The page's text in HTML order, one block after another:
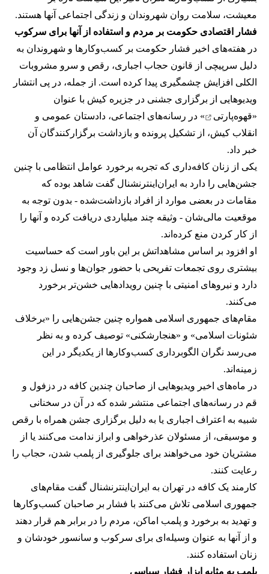
معیشت، سلامت روان شهروندان و زندگی اجتماعی آنها هستند.
فشار اقتصادی حکومت بر مردم و استفاده از آنها برای سرکوب
در هفته‌های اخیر فشار حکومت بر کسب‌وکارها و شهروندان به
دلیل سرپیچی از قانون حجاب اجباری، رقص و سرو مشروبات
الکلی افزایش چشمگیری پیدا کرده است. از جمله، در پی انتشار
ویدیوهایی از برگزاری جشنی در جزیره کیش با عنوان
«قهوه‌پارتی
» در رسانه‌های اجتماعی، دادستان عمومی و
انقلاب کیش، از تشکیل پرونده و بازداشت برگزارکنندگان آن
خبر داد.
یکی از زنان کافه‌داری که تجربه برخورد عوامل انتظامی با چنین
جشن‌هایی را دارد به ایران‌اینترنشنال گفت شاهد بوده که
مقامات در بعضی موارد از افراد بازداشت‌‌شده - بدون توجه به
موقعیت مالی‌شان - وثیقه چند میلیاردی دریافت کرده و آنها را
از کار کردن منع کرده‌اند.
او افزود بر اساس مشاهداتش بر این باور است که حساسیت
بیشتری روی تجمعات تفریحی با حضور جوان‌ها و نسل زد وجود
دارد و نیروهای امنیتی با چنین رویدادهایی خشن‌تر برخورد
می‌کنند.
مقام‌های جمهوری اسلامی همواره چنین جشن‌هایی را «برخلاف
شئونات اسلامی» و «هنجارشکنی» توصیف کرده و به نظر
می‌رسد نگران الگوبرداری کسب‌وکارها از یکدیگر در این
زمینه‌اند.
در ماه‌های اخیر ویدیوهایی از صاحبان چندین کافه در دزفول و
قم در رسانه‌های اجتماعی منتشر شده که در آن در سخنانی
شبیه به اعتراف اجباری یا به دلیل برگزاری جشن همراه با رقص
و موسیقی، از مسئولان عذرخواهی و ابراز ندامت می‌کنند یا از
مشتریان خود می‌خواهند برای جلوگیری از پلمب شدن، حجاب را
رعایت کنند.
کارمند یک کافه در تهران به ایران‌اینترنشنال گفت مقام‌های
جمهوری اسلامی تلاش می‌کنند با فشار بر صاحبان کسب‌وکارها
و تهدید به برخورد و پلمب اماکن، مردم را در برابر هم قرار دهند
و از آنها به عنوان وسیله‌ای برای سرکوب و سانسور خودشان و
زنان استفاده کنند.
پلمب به مثابه ابزار فشار سیاسی